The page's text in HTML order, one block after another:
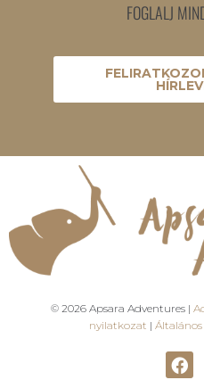
FOGLALJ
© 2026 Apsara Adventures |
nyilatkozat | Általános